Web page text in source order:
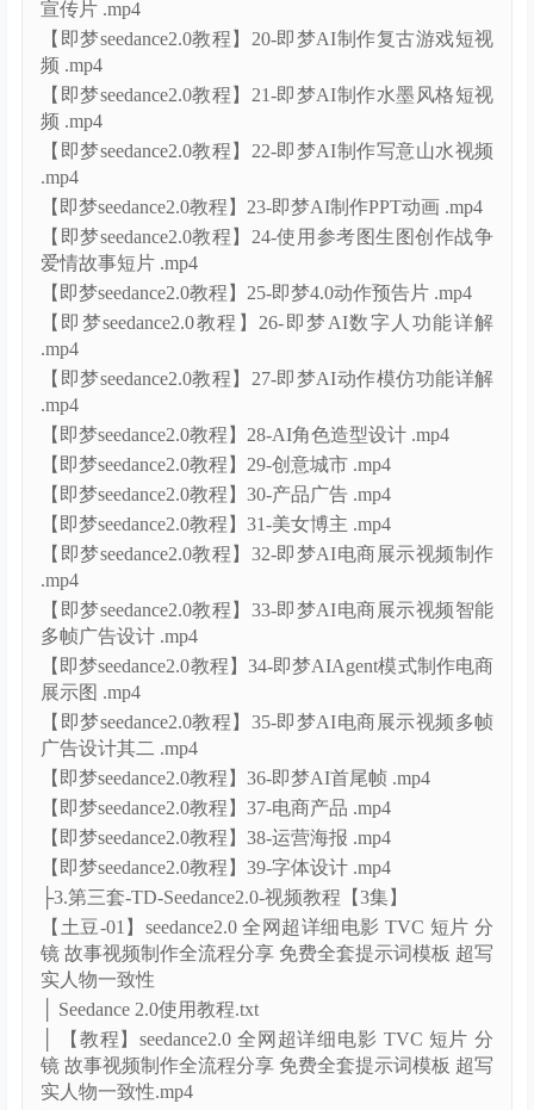
宣传片 .mp4
【即梦seedance2.0教程】20-即梦AI制作复古游戏短视
频 .mp4
【即梦seedance2.0教程】21-即梦AI制作水墨风格短视
频 .mp4
【即梦seedance2.0教程】22-即梦AI制作写意山水视频
.mp4
【即梦seedance2.0教程】23-即梦AI制作PPT动画 .mp4
【即梦seedance2.0教程】24-使用参考图生图创作战争
爱情故事短片 .mp4
【即梦seedance2.0教程】25-即梦4.0动作预告片 .mp4
【即梦seedance2.0教程】26-即梦AI数字人功能详解
.mp4
【即梦seedance2.0教程】27-即梦AI动作模仿功能详解
.mp4
【即梦seedance2.0教程】28-AI角色造型设计 .mp4
【即梦seedance2.0教程】29-创意城市 .mp4
【即梦seedance2.0教程】30-产品广告 .mp4
【即梦seedance2.0教程】31-美女博主 .mp4
【即梦seedance2.0教程】32-即梦AI电商展示视频制作
.mp4
【即梦seedance2.0教程】33-即梦AI电商展示视频智能
多帧广告设计 .mp4
【即梦seedance2.0教程】34-即梦AIAgent模式制作电商
展示图 .mp4
【即梦seedance2.0教程】35-即梦AI电商展示视频多帧
广告设计其二 .mp4
【即梦seedance2.0教程】36-即梦AI首尾帧 .mp4
【即梦seedance2.0教程】37-电商产品 .mp4
【即梦seedance2.0教程】38-运营海报 .mp4
【即梦seedance2.0教程】39-字体设计 .mp4
├3.第三套-TD-Seedance2.0-视频教程【3集】
【土豆-01】seedance2.0 全网超详细电影 TVC 短片 分
镜 故事视频制作全流程分享 免费全套提示词模板 超写
实人物一致性
│ Seedance 2.0使用教程.txt
│ 【教程】seedance2.0 全网超详细电影 TVC 短片 分
镜 故事视频制作全流程分享 免费全套提示词模板 超写
实人物一致性.mp4